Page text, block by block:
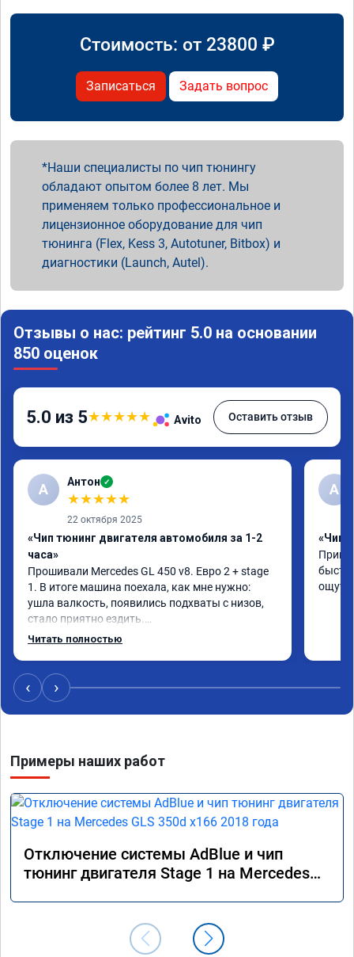
Стоимость: от 23800 ₽
Записаться Задать вопрос
Наши специалисты по чип тюнингу
обладают опытом более 8 лет. Мы
применяем только профессиональное и
лицензионное оборудование для чип
тюнинга (Flex, Kess 3, Autotuner, Bitbox) и
диагностики (Launch, Autel).
Отзывы о нас: рейтинг 5.0 на основании
850 оценок
5.0 из 5★★★★★ Avito Оставить отзыв
А Антон ✓
★★★★★
22 октября 2025
«Чип тюнинг двигателя автомобиля за 1-2
часа»
Прошивали Mercedes GL 450 v8. Евро 2 + stage
1. В итоге машина поехала, как мне нужно:
ушла валкость, появились подхваты с низов,
стало приятно ездить.
Одни из лучших трат, в авто! 🔥
Читать полностью
A
«Чип
‹ ›
Примеры наших работ
Отключение системы AdBlue и чип
тюнинг двигателя Stage 1 на Mercedes